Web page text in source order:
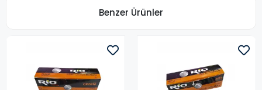
Benzer Ürünler